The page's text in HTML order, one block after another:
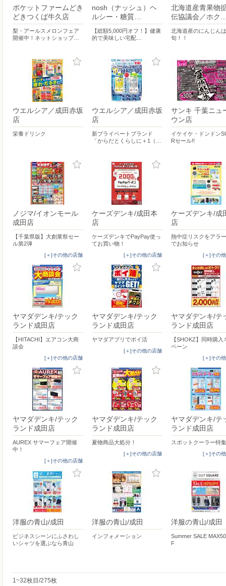
ポケットファームどき
どきつくば牛久店
梨・アールスメロンフェア
開催中！ネットショップ…
nosh（ナッシュ）ヘ
ルシー・糖質…
【総額5,000円オフ！】健康
的で美味しい宅配…
北海道産青果物
伝協議会／ホク
北海道産のにんじん
旬！！
ウエルシア／成田赤坂
店
栄養ドリンク
ウエルシア／成田赤坂
店
新プライベートブランド
「からだとくらしに＋1（…
サンキ 千葉ニュ
ウン店
イケイケ・ドンドン
Rセール!!
ノジマ/イオンモール
成田店
【千葉県版】大創業祭セー
ル第2弾
[＋]その他の店舗
ケーズデンキ/成田本
店
ケーズデンキでPayPay使っ
てお買い物！
[＋]その他の店舗
ケーズデンキ/成
店
熱中症リスクをアラ
でお知らせ
[＋]その
ヤマダデンキ/テック
ランド成田店
【HITACHI】エアコン大商
談会
[＋]その他の店舗
ヤマダデンキ/テック
ランド成田店
ヤマダアプリでポイ活
[＋]その他の店舗
ヤマダデンキ/テ
ランド成田店
【SHOKZ】同時購入
ペーン
[＋]その
ヤマダデンキ/テック
ランド成田店
AUREX サマーフェア開催
中！
[＋]その他の店舗
ヤマダデンキ/テック
ランド成田店
夏物商品大処分！
[＋]その他の店舗
ヤマダデンキ/テ
ランド成田店
スポットクーラー特集
[＋]その
洋服の青山/成田
ビジネスシーンにふさわし
いシャツを選ぶなら青山
洋服の青山/成田
インフォメーション
洋服の青山/成田
Summer SALE
F
1~32枚目/275枚